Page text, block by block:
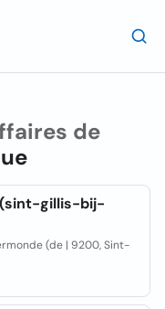
de
(sint-gillis-bij-
(de | 9200, Sint-